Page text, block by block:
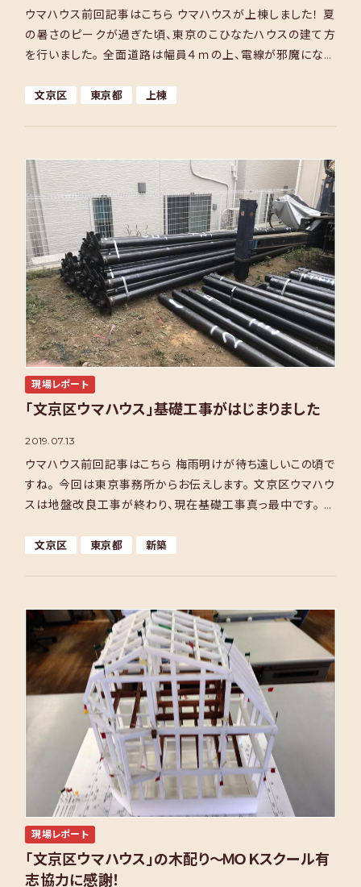
ウマハウス前回記事はこちら ウマハウスが上棟しました！ 夏
の暑さのピークが過ぎた頃、東京のこひなたハウスの建て方
を行いました。 全面道路は幅員４ｍの上、電線が邪魔になる
文京区 東京都 上棟
現場レポート
「文京区ウマハウス」基礎工事がはじまりました
2019.07.13
ウマハウス前回記事はこちら 梅雨明けが待ち遠しいこの頃で
すね。 今回は東京事務所からお伝えします。 文京区ウマハウ
スは地盤改良工事が終わり、現在基礎工事真っ最中です。 ウ
文京区 東京都 新築
現場レポート
「文京区ウマハウス」の木配り～ＭＯＫスクール有
志協力に感謝！